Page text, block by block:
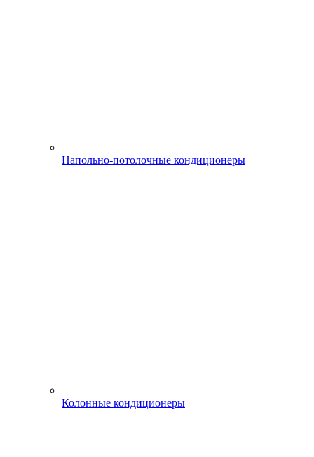
Напольно-потолочные кондиционеры
Колонные кондиционеры